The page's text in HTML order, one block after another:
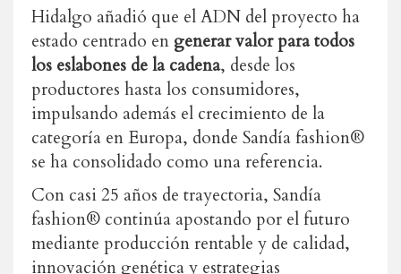
Hidalgo añadió que el ADN del proyecto ha
estado centrado en generar valor para todos
los eslabones de la cadena, desde los
productores hasta los consumidores,
impulsando además el crecimiento de la
categoría en Europa, donde Sandía fashion®
se ha consolidado como una referencia.
Con casi 25 años de trayectoria, Sandía
fashion® continúa apostando por el futuro
mediante producción rentable y de calidad,
innovación genética y estrategias